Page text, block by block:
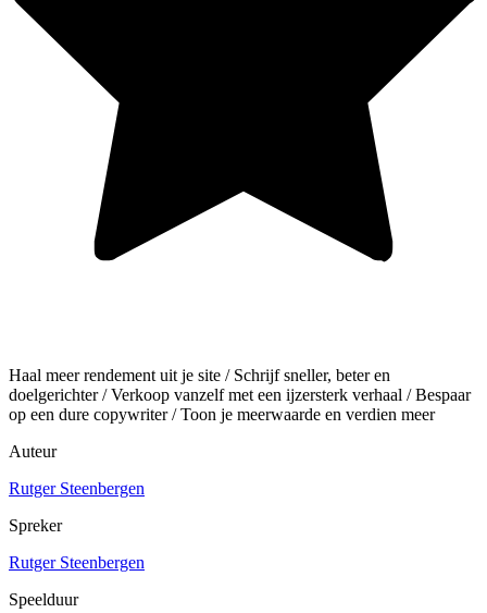
Haal meer rendement uit je site / Schrijf sneller, beter en
doelgerichter / Verkoop vanzelf met een ijzersterk verhaal / Bespaar
op een dure copywriter / Toon je meerwaarde en verdien meer
Auteur
Rutger Steenbergen
Spreker
Rutger Steenbergen
Speelduur